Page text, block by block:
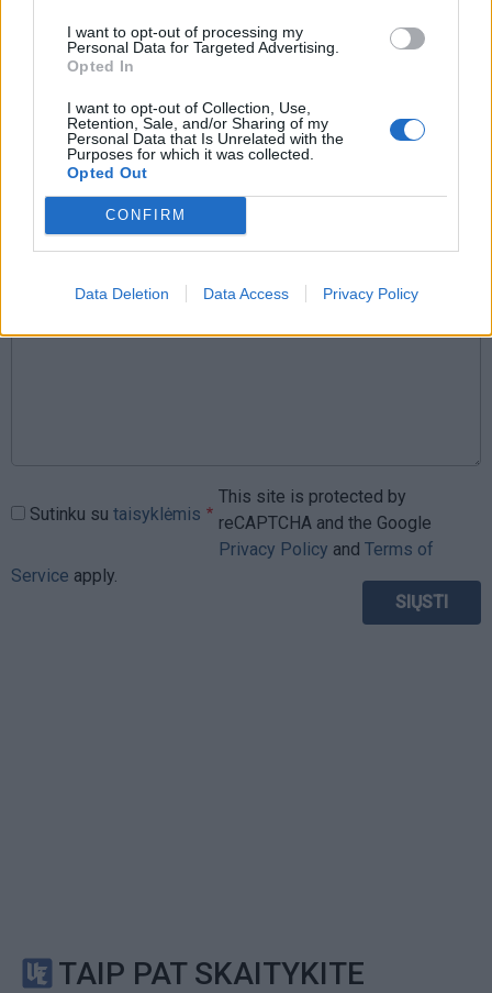
I want to opt-out of processing my
Personal Data for Targeted Advertising.
Opted In
I want to opt-out of Collection, Use,
Retention, Sale, and/or Sharing of my
Personal Data that Is Unrelated with the
Purposes for which it was collected.
Opted Out
CONFIRM
Data Deletion Data Access Privacy Policy
Komentarai
Rašyti komentarą
Jūsų vardas
Sutinku su taisyklėmis
This site is protected by
reCAPTCHA and the Google
Privacy Policy and Terms of
Service apply.
TAIP PAT SKAITYKITE